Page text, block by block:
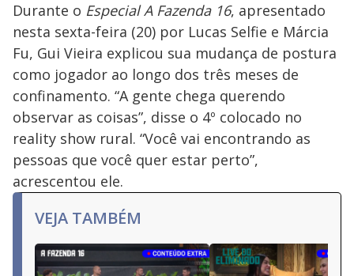
Durante o Especial A Fazenda 16, apresentado
nesta sexta-feira (20) por Lucas Selfie e Márcia
Fu, Gui Vieira explicou sua mudança de postura
como jogador ao longo dos três meses de
confinamento. “A gente chega querendo
observar as coisas”, disse o 4º colocado no
reality show rural. “Você vai encontrando as
pessoas que você quer estar perto”,
acrescentou ele.
VEJA TAMBÉM